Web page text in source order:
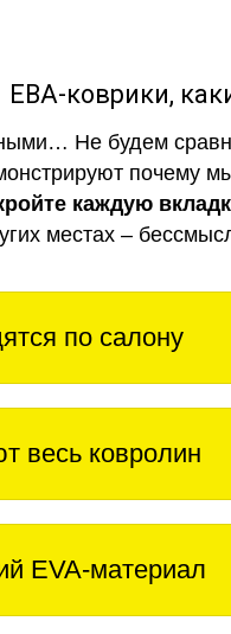
ЕВА-коврики,
Не будем
почему
каждую
местах –
по салону
весь ковролин
EVA-материал